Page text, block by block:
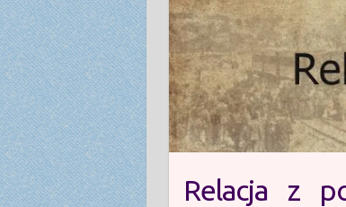
Relacja z